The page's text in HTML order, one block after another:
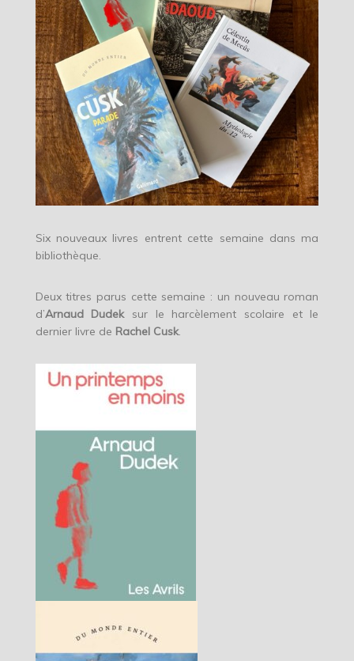
Six nouveaux livres entrent cette semaine dans ma
bibliothèque.
Deux titres parus cette semaine : un nouveau roman
d’Arnaud Dudeksur le harcèlement scolaire et le
dernier livre de Rachel Cusk.